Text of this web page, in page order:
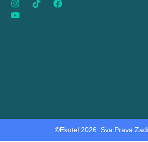
©Ekotel 2026. Sva Prava